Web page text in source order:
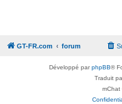
GT-FR.com forum
Développé parphpBB®
Traduit